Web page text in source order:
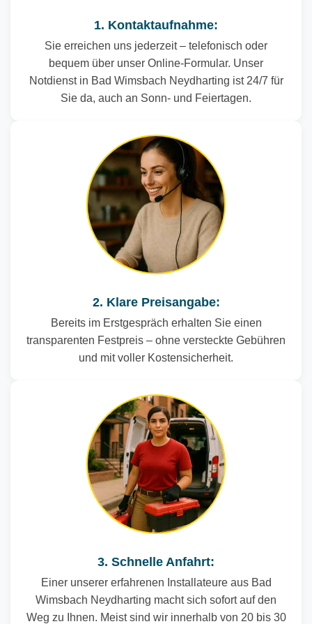
1. Kontaktaufnahme:
Sie erreichen uns jederzeit – telefonisch oder
bequem über unser Online-Formular. Unser
Notdienst in Bad Wimsbach Neydharting ist 24/7 für
Sie da, auch an Sonn- und Feiertagen.
2. Klare Preisangabe:
Bereits im Erstgespräch erhalten Sie einen
transparenten Festpreis – ohne versteckte Gebühren
und mit voller Kostensicherheit.
3. Schnelle Anfahrt:
Einer unserer erfahrenen Installateure aus Bad
Wimsbach Neydharting macht sich sofort auf den
Weg zu Ihnen. Meist sind wir innerhalb von 20 bis 30